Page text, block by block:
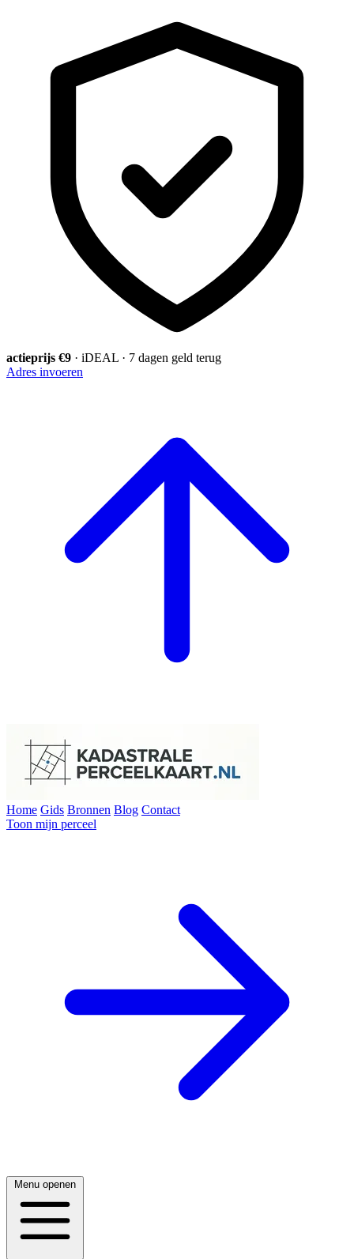
actieprijs €9 · iDEAL · 7 dagen geld terug
Adres invoeren
Home Gids Bronnen Blog Contact
Toon mijn perceel
Menu openen